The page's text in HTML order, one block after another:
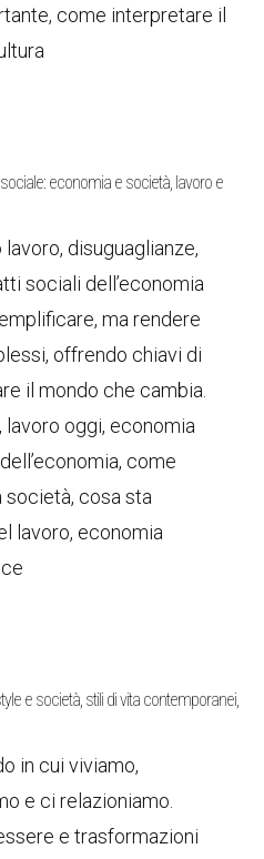
come interpretare il
economia e società, lavoro e
disuguaglianze,
sociali dell’economia
ma rendere
offrendo chiavi di
il mondo che cambia.
oggi, economia
come
società, cosa sta
lavoro, economia
e società, stili di vita contemporanei,
in cui viviamo,
e ci relazioniamo.
e trasformazioni